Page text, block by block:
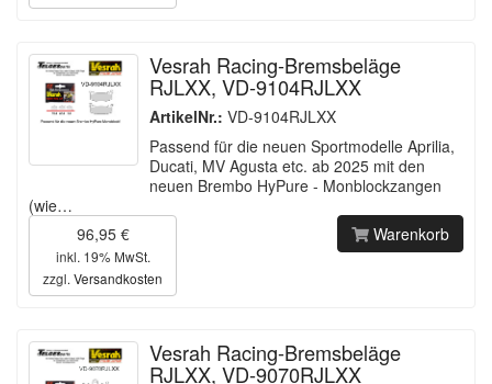
Vesrah Racing-Bremsbeläge
RJLXX, VD-9104RJLXX
ArtikelNr.: VD-9104RJLXX
Passend für die neuen Sportmodelle Aprilia,
Ducati, MV Agusta etc. ab 2025 mit den
neuen Brembo HyPure - Monblockzangen
(wie…
96,95 €
inkl. 19% MwSt.
zzgl. Versandkosten
Warenkorb
Vesrah Racing-Bremsbeläge
RJLXX, VD-9070RJLXX